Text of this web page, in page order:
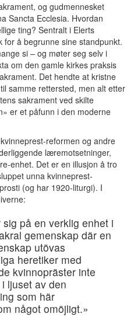
og gudmennesket
Sancta Ecclesia. Hvordan
ting? Sentralt i Elerts
å begrunne sine standpunkt.
si – og møter seg selv i
om den gamle kirkes praksis
Det hendte at kristne
samme rettersted, men alt etter
sakrament ved skilte
er et påfunn i den moderne
reformen og andre
læremotsetninger,
enhet. Det er en illusjon å tro
unna kvinneprest-
(og har 1920-liturgi). I
på en verklig enhet i
gemenskap där en
utövas
heretiker med
kvinnopräster inte
ljuset av den
som här
något omöjligt.»